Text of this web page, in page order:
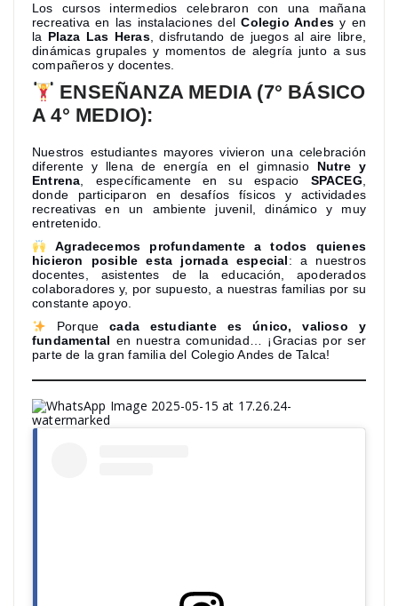
Los cursos intermedios celebraron con una mañana
recreativa en las instalaciones delColegio Andesy en
la Plaza Las Heras, disfrutando de juegos al aire libre,
dinámicas grupales y momentos de alegría junto a sus
compañeros y docentes.
ENSEÑANZA MEDIA (7° BÁSICO
A 4° MEDIO):
Nuestros estudiantes mayores vivieron una celebración
diferente y llena de energía en el gimnasio Nutre y
Entrena, específicamente en su espacio SPACEG,
donde participaron en desafíos físicos y actividades
recreativas en un ambiente juvenil, dinámico y muy
entretenido.
Agradecemos profundamente a todos quienes
hicieron posible esta jornada especial: a nuestros
docentes, asistentes de la educación, apoderados
colaboradores y, por supuesto, a nuestras familias por su
constante apoyo.
Porquecada estudiante es único, valioso y
fundamental en nuestra comunidad… ¡Gracias por ser
parte de la gran familia del Colegio Andes de Talca!